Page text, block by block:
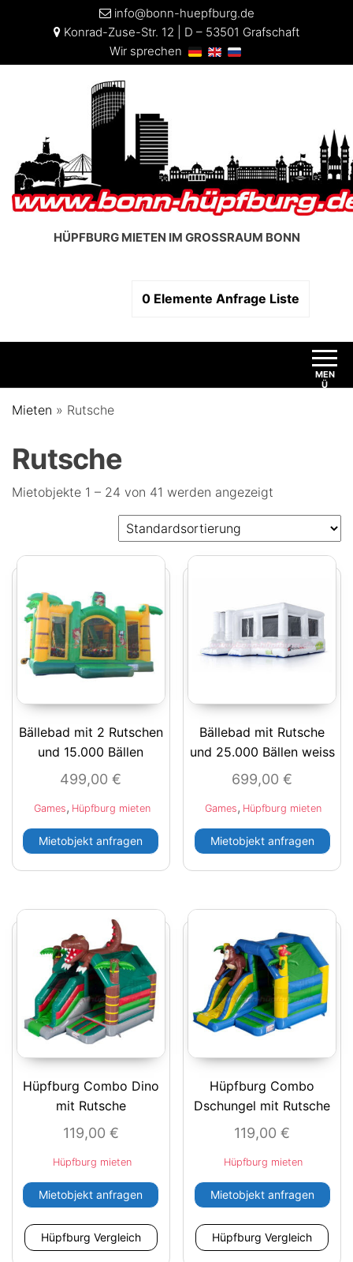
info@bonn-huepfburg.de
Konrad-Zuse-Str. 12 | D – 53501 Grafschaft
Wir sprechen
HÜPFBURG MIETEN IM GROSSRAUM BONN
0 Elemente Anfrage Liste
MEN
Ü
Mieten » Rutsche
Rutsche
Mietobjekte 1 – 24 von 41 werden angezeigt
Bällebad mit 2 Rutschen
und 15.000 Bällen
499,00€
Games , Hüpfburg mieten
Mietobjekt anfragen
Bällebad mit Rutsche
und 25.000 Bällen weiss
699,00€
Games , Hüpfburg mieten
Mietobjekt anfragen
Hüpfburg Combo Dino
mit Rutsche
119,00 €
Hüpfburg mieten
Mietobjekt anfragen
Hüpfburg Vergleich
Hüpfburg Combo
Dschungel mit Rutsche
119,00€
Hüpfburg mieten
Mietobjekt anfragen
Hüpfburg Vergleich